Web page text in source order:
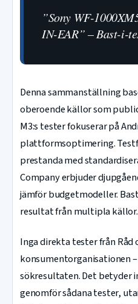
”Sony WF-
IN-EAR” – Bast-i-
Denna sammanställning
oberoende källor som
M3:s tester fokuserar på
plattformsoptimering.
prestanda med
Company erbjuder
jämför budgetmodeller.
resultat från multipla källor.
Inga direkta tester från Råd
konsumentorganisationen
sökresultaten. Det betyder
genomför sådana tester,